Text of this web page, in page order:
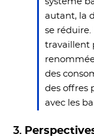
autant, la
se réduire.
travaillent
des
des offres
avec les
3.